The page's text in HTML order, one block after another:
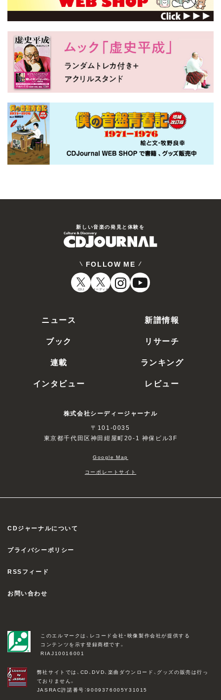
新しい⾳楽の発⾒と体験を
FOLLOW ME
CDJ オーディオ
ニュース
新譜情報
ブック
リサーチ
連載
ランキング
インタビュー
レビュー
株式会社シーディージャーナル
〒101-0035
東京都千代田区神田紺屋町20-1 神保ビル3F
Google Map
コーポレートサイト
CDジャーナルについて
プライバシーポリシー
RSSフィード
お問い合わせ
このエルマークは、レコード会社・映像製作会社が提供する
コンテンツを示す登録商標です。
RIAJ10016001
弊社サイトでは、CD、DVD、楽曲ダウンロード、グッズの販売は行っ
ておりません。
JASRAC許諾番号：9009376005Y31015